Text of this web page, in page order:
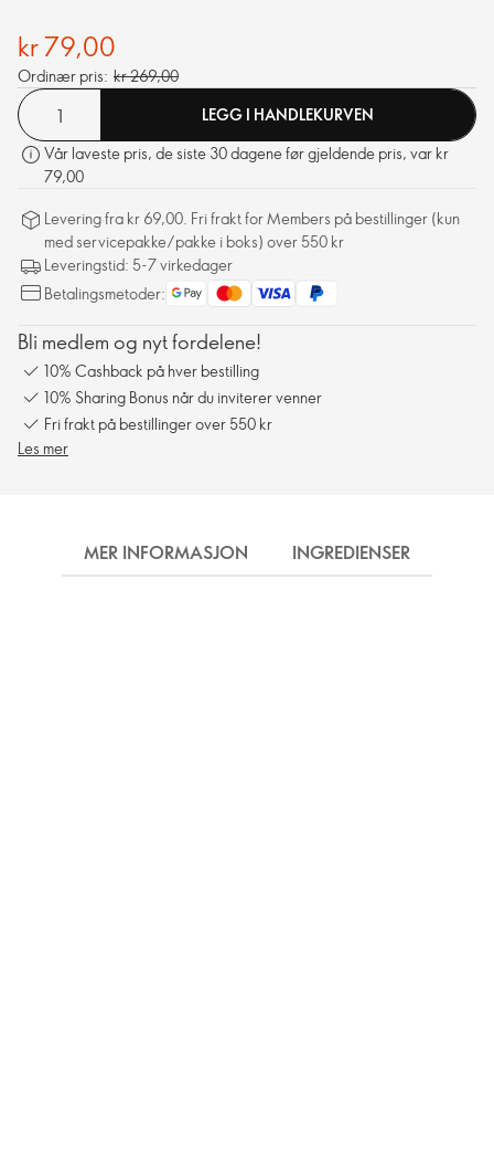
kr 79,00
Ordinær pris: kr 269,00
LEGG I HANDLEKURVEN
Vår laveste pris, de siste 30 dagene før gjeldende pris, var kr
79,00
Levering fra kr 69,00. Fri frakt for Members på bestillinger (kun
med servicepakke/pakke i boks) over 550 kr
Leveringstid: 5-7 virkedager
Betalingsmetoder:
Bli medlem og nyt fordelene!
10% Cashback på hver bestilling
10% Sharing Bonus når du inviterer venner
Fri frakt på bestillinger over 550 kr
Les mer
MER INFORMASJON INGREDIENSER